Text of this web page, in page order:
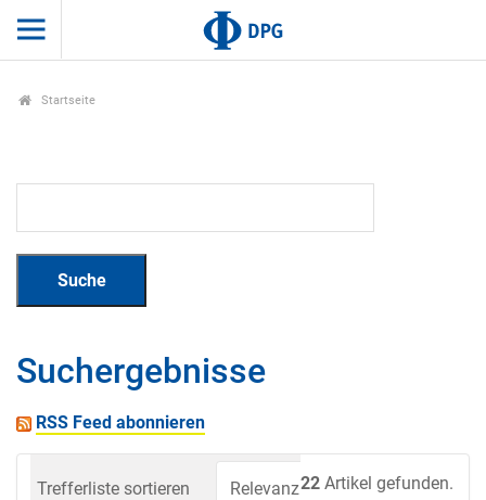
Startseite
Suchergebnisse
RSS Feed abonnieren
22 Artikel gefunden.
Trefferliste sortieren Relevanz Datum